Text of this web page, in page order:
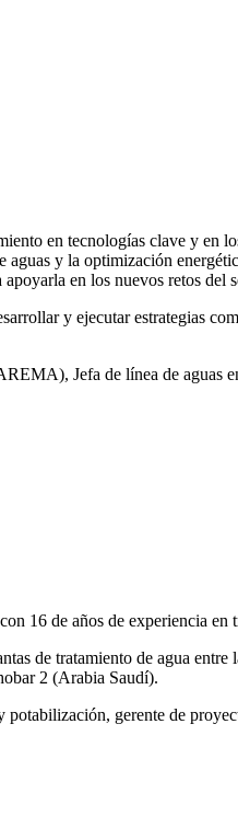
en tecnologías clave y en
y la optimización
en los nuevos retos del
y ejecutar estrategias
Jefa de línea de aguas
16 de años de experiencia en
de tratamiento de agua
2 (Arabia Saudí).
gerente de